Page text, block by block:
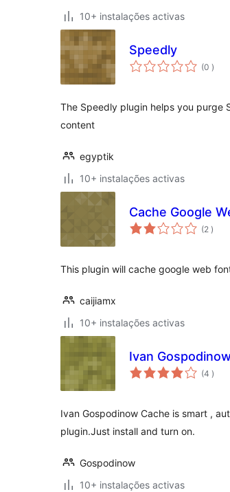
10+ instalações activas
Speedly
(0 )
The Speedly plugin helps you purge
content
egyptik
10+ instalações activas
Cache Google
(2 )
This plugin will cache google web
caijiamx
10+ instalações activas
Ivan
(4 )
Ivan Gospodinow Cache is smart ,
plugin.Just install and turn on.
Gospodinow
10+ instalações activas